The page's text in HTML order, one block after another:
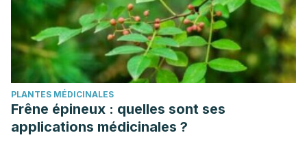
PLANTES MÉDICINALES
Frêne épineux : quelles sont ses
applications médicinales ?